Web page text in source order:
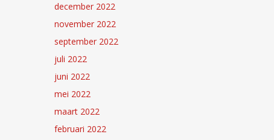
december 2022
november 2022
september 2022
juli 2022
juni 2022
mei 2022
maart 2022
februari 2022